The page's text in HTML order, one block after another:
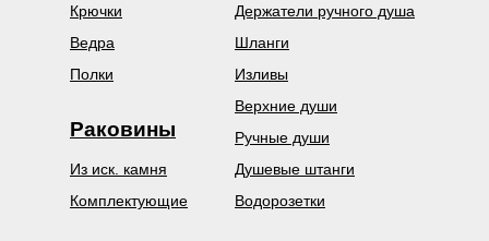
Раковины
Из иск. камня
Комплектующие
Крючки
Ведра
Полки
Держатели ручного душа
Шланги
Изливы
Верхние души
Ручные души
Душевые штанги
Водорозетки